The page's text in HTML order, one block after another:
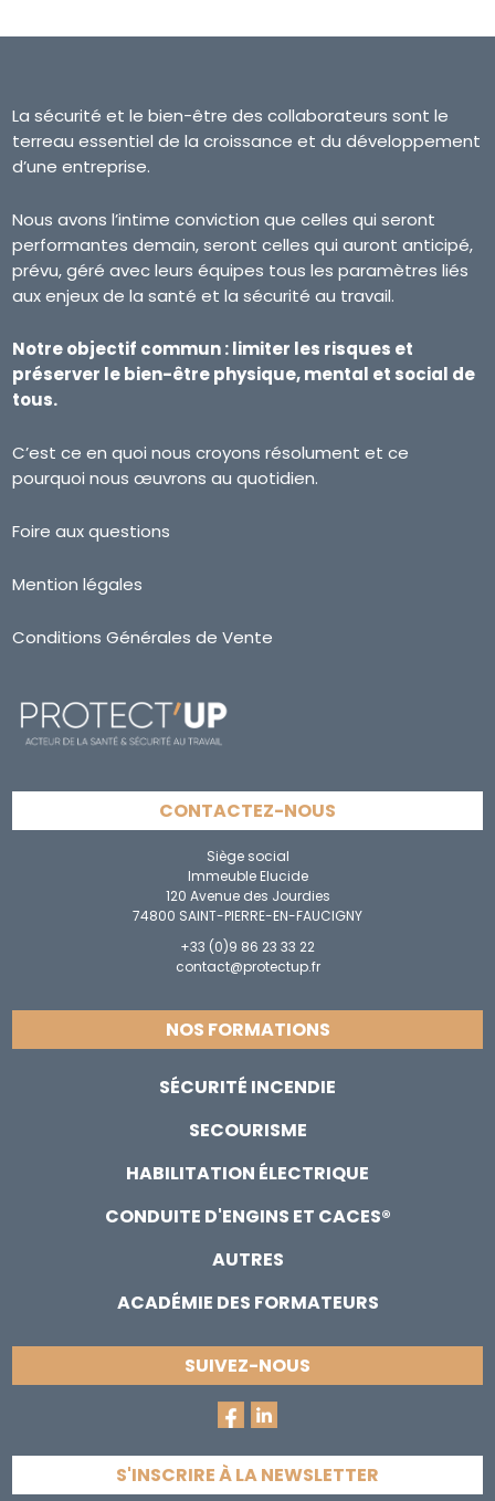
La sécurité et le bien-être des collaborateurs sont le
terreau essentiel de la croissance et du développement
d’une entreprise.
Nous avons l’intime conviction que celles qui seront
performantes demain, seront celles qui auront anticipé,
prévu, géré avec leurs équipes tous les paramètres liés
aux enjeux de la santé et la sécurité au travail.
Notre objectif commun : limiter les risques et
préserver le bien-être physique, mental et social de
tous.
C’est ce en quoi nous croyons résolument et ce
pourquoi nous œuvrons au quotidien.
Foire aux questions
Mention légales
Conditions Générales de Vente
CONTACTEZ-NOUS
Siège social
Immeuble Elucide
120 Avenue des Jourdies
74800 SAINT-PIERRE-EN-FAUCIGNY
+33 (0)9 86 23 33 22
contact@protectup.fr
NOS FORMATIONS
SÉCURITÉ INCENDIE
SECOURISME
HABILITATION ÉLECTRIQUE
CONDUITE D'ENGINS ET CACES®
AUTRES
ACADÉMIE DES FORMATEURS
SUIVEZ-NOUS
S'INSCRIRE À LA NEWSLETTER